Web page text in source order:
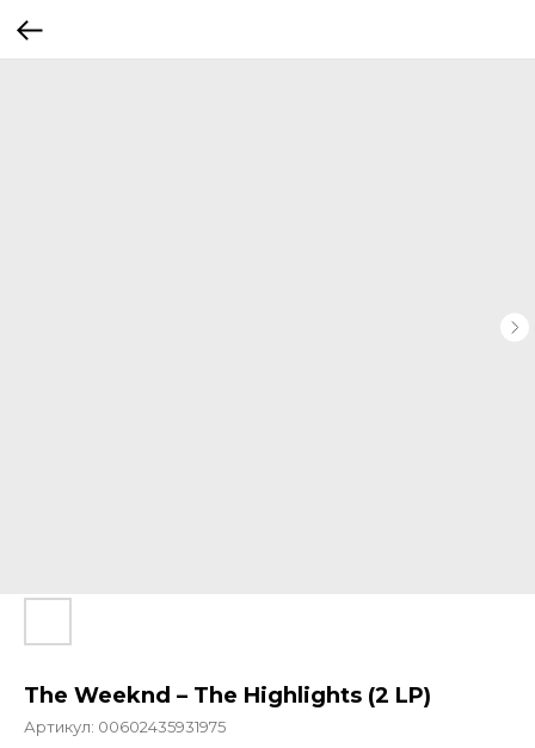
The Weeknd – The Highlights (2 LP)
Артикул: 00602435931975